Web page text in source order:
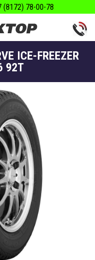
(8172) 78-00-78
ICE-FREEZER
92T